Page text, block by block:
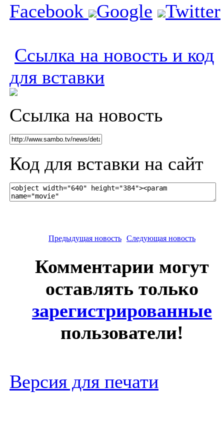
Facebook Google Twitter
Ссылка на новость и код
для вставки
Ссылка на новость
Код для вставки на сайт
Предыдущая новость Следующая новость
Комментарии могут
оставлять только
зарегистрированные
пользователи!
Версия для печати